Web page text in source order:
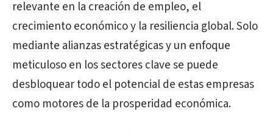
relevante en la creación de empleo, el
crecimiento económico y la resiliencia global. Solo
mediante alianzas estratégicas y un enfoque
meticuloso en los sectores clave se puede
desbloquear todo el potencial de estas empresas
como motores de la prosperidad económica.